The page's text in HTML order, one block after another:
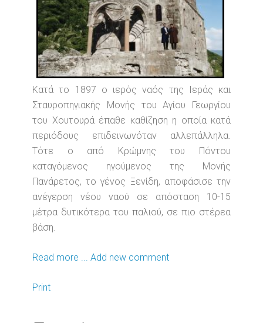
Κατά το 1897 ο ιερός ναός της Ιεράς και
Σταυροπηγιακής Μονής του Αγίου Γεωργίου
του Χουτουρά έπαθε καθίζηση η οποία κατά
περιόδους επιδεινωνόταν αλλεπάλληλα.
Τότε ο από Κρώμνης του Πόντου
καταγόμενος ηγούμενος της Μονής
Πανάρετος, το γένος Ξενίδη, αποφάσισε την
ανέγερση νέου ναού σε απόσταση 10-15
μέτρα δυτικότερα του παλιού, σε πιο στέρεα
βάση.
Read more ... Add new comment
Print